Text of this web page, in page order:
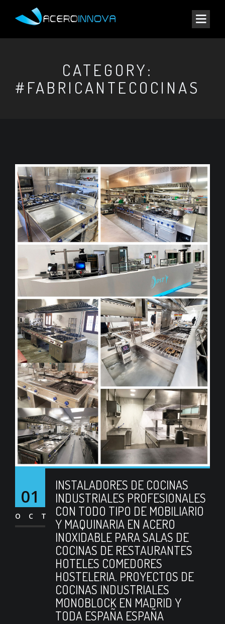
CATEGORY:
#FABRICANTECOCINAS
01
OCT
INSTALADORES DE COCINAS
INDUSTRIALES PROFESIONALES
CON TODO TIPO DE MOBILIARIO
Y MAQUINARIA EN ACERO
INOXIDABLE PARA SALAS DE
COCINAS DE RESTAURANTES
HOTELES COMEDORES
HOSTELERIA. PROYECTOS DE
COCINAS INDUSTRIALES
MONOBLOCK EN MADRID Y
TODA ESPAÑA ESPAÑA